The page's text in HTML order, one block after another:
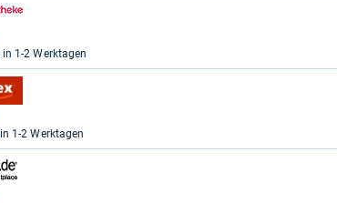
1-2 Werktagen
1-2 Werktagen